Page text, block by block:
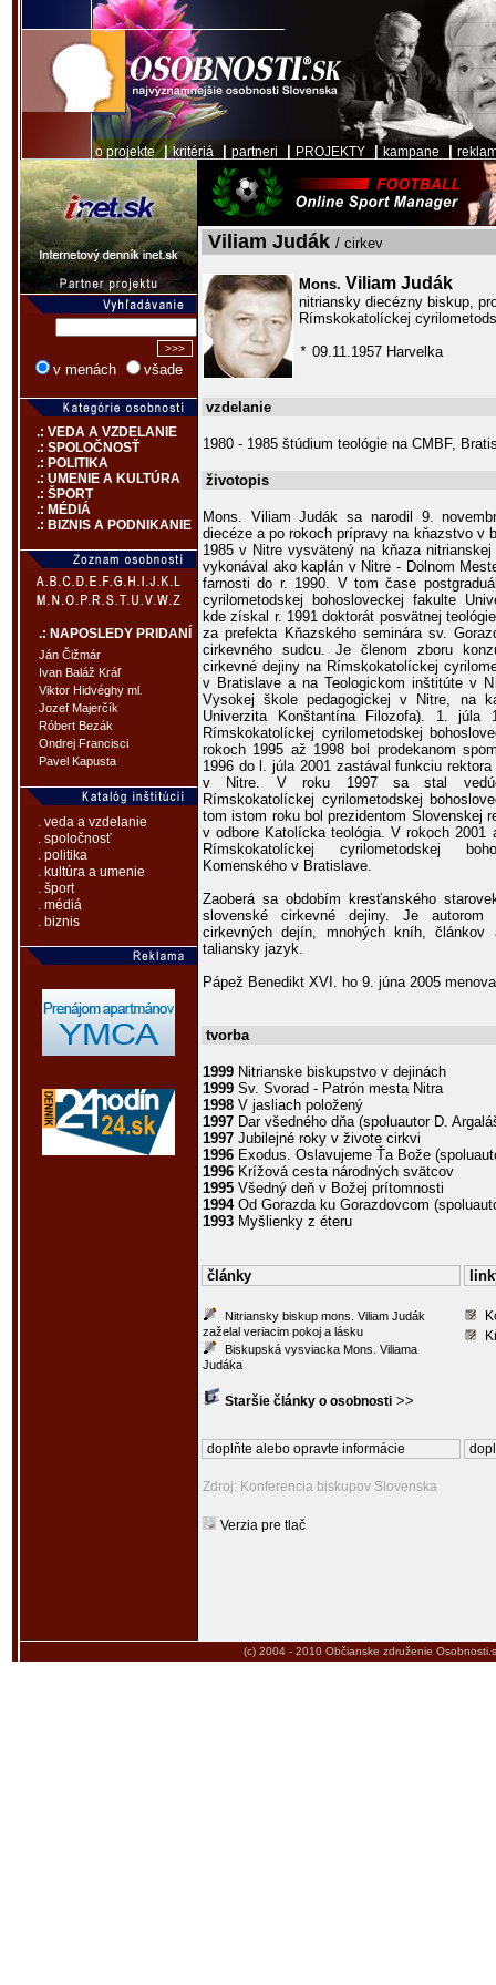
o projekte|kritériá partneri PROJEKTY kampane
v menách všade
.: VEDA A VZDELANIE
.: SPOLOČNOSŤ
.: POLITIKA
.: UMENIE A KULTÚRA
.: ŠPORT
.: MÉDIÁ
.: BIZNIS A PODNIKANIE
.: NAPOSLEDY PRIDANÍ
Ján Čižmár
Ivan Baláž Kráľ
Viktor Hidvéghy ml.
Jozef Majerčík
Róbert Bezák
Ondrej Francisci
Pavel Kapusta
. veda a vzdelanie
. spoločnosť
. politika
. kultúra a umenie
. šport
. médiá
. biznis
Viliam Judák / cirkev
Mons. Viliam Judák
nitriansky diecézny biskup,
Rímskokatolíckej
* 09.11.1957 Harvelka
vzdelanie
1980 - 1985 štúdium teológie na CMBF,
životopis
Mons. Viliam Judák sa narodil 9.
diecéze a po rokoch prípravy na kňazstvo v
1985 v Nitre vysvätený na kňaza
vykonával ako kaplán v Nitre - Dolnom
farnosti do r. 1990. V tom čase
cyrilometodskej bohosloveckej fakulte
kde získal r. 1991 doktorát posvätnej
za prefekta Kňazského seminára sv.
cirkevného sudcu. Je členom zboru
cirkevné dejiny na Rímskokatolíckej
v Bratislave a na Teologickom inštitúte v
Vysokej škole pedagogickej v Nitre, na
Univerzita Konštantína Filozofa). 1. júla
Rímskokatolíckej cyrilometodskej
rokoch 1995 až 1998 bol prodekanom
1996 do l. júla 2001 zastával funkciu
v Nitre. V roku 1997 sa stal
Rímskokatolíckej cyrilometodskej
tom istom roku bol prezidentom Slovenskej
v odbore Katolícka teológia. V rokoch 2001
Rímskokatolíckej cyrilometodskej
Komenského v Bratislave.
Zaoberá sa obdobím kresťanského
slovenské cirkevné dejiny. Je
cirkevných dejín, mnohých kníh,
taliansky jazyk.
Pápež Benedikt XVI. ho 9. júna 2005
tvorba
1999 Nitrianske biskupstvo v dejinách
1999 Sv. Svorad - Patrón mesta Nitra
1998 V jasliach položený
1997 Dar všedného dňa (spoluautor D.
1997 Jubilejné roky v živote cirkvi
1996 Exodus. Oslavujeme Ťa Bože
1996 Krížová cesta národných svätcov
1995 Všedný deň v Božej prítomnosti
1994Od Gorazda ku Gorazdovcom
1993 Myšlienky z éteru
články
Nitriansky biskup mons. Viliam Judák
zaželal veriacim pokoj a lásku
Biskupská vysviacka Mons. Viliama
Judáka
Staršie články o osobnosti >>
doplňte alebo opravte informácie
Zdroj: Konferencia biskupov Slovenska
Verzia pre tlač
(c) 2004 - 2010 Občianske združenie